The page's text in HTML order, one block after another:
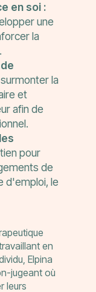
en soi :
une
la
la
et
afin de
pour
de
d'emploi, le
en
Elpina
jugeant où
leurs